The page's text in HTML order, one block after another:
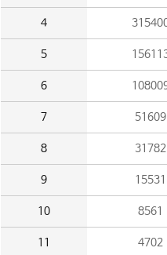
4
5
6
7 51609
8 31782
9 15531
10 8561
11 4702